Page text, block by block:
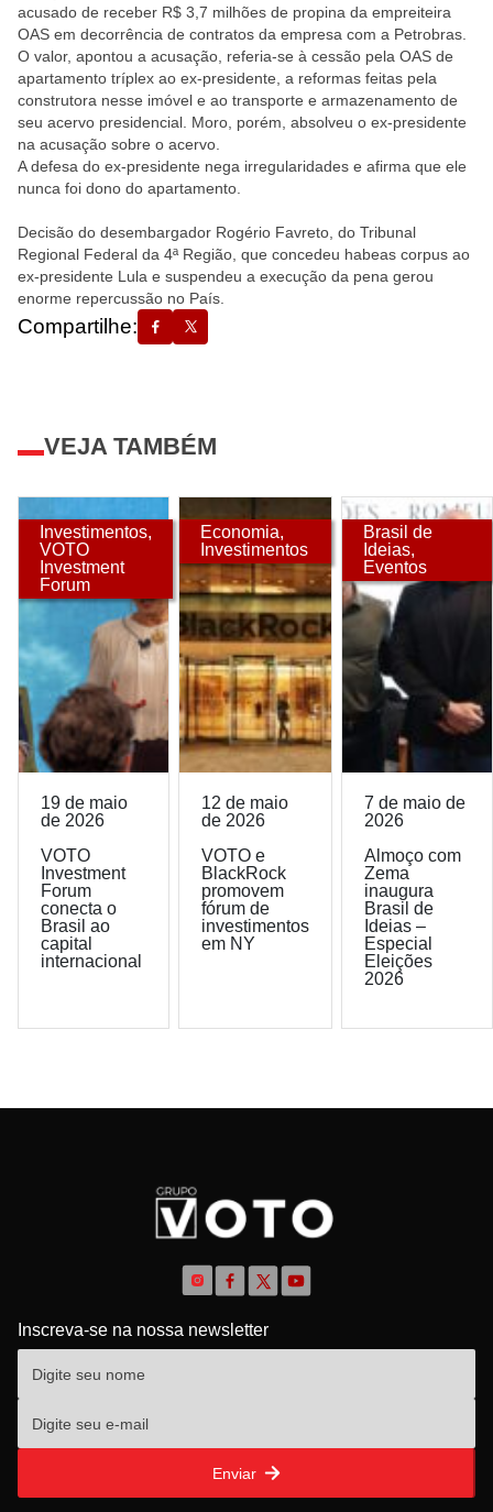
acusado de receber R$ 3,7 milhões de propina da empreiteira
OAS em decorrência de contratos da empresa com a Petrobras.
O valor, apontou a acusação, referia-se à cessão pela OAS de
apartamento tríplex ao ex-presidente, a reformas feitas pela
construtora nesse imóvel e ao transporte e armazenamento de
seu acervo presidencial. Moro, porém, absolveu o ex-presidente
na acusação sobre o acervo.
A defesa do ex-presidente nega irregularidades e afirma que ele
nunca foi dono do apartamento.
Decisão do desembargador Rogério Favreto, do Tribunal
Regional Federal da 4ª Região, que concedeu habeas corpus ao
ex-presidente Lula e suspendeu a execução da pena gerou
enorme repercussão no País.
Compartilhe:
VEJA TAMBÉM
Investimentos,
VOTO
Investment
Forum
19 de maio
de 2026
VOTO
Investment
Forum
conecta o
Brasil ao
capital
internacional
Economia,
Investimentos
12 de maio
de 2026
VOTO e
BlackRock
promovem
fórum de
investimentos
em NY
Brasil de
Ideias,
Eventos
7 de maio de
2026
Almoço com
Zema
inaugura
Brasil de
Ideias –
Especial
Eleições
2026
Inscreva-se na nossa newsletter
Enviar